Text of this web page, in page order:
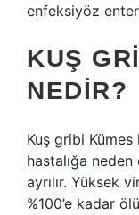
enfeksiyöz
KUŞ
NEDIR?
Kuş gribi Kümes
hastalığa
ayrılır. Yüksek
%100’e kadar